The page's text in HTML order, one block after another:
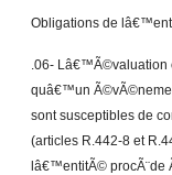
Obligations de
.06- Lâ€™Ã©valuation
quâ€™un
sont susceptibles de
(articles R.442-8 et
lâ€™entitÃ©